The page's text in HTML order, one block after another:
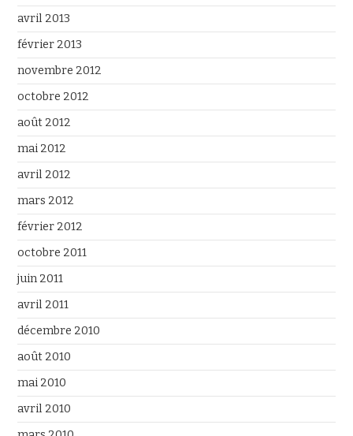
avril 2013
février 2013
novembre 2012
octobre 2012
août 2012
mai 2012
avril 2012
mars 2012
février 2012
octobre 2011
juin 2011
avril 2011
décembre 2010
août 2010
mai 2010
avril 2010